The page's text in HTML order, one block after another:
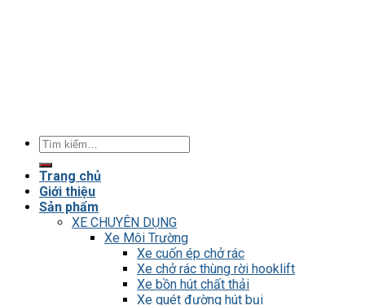
Tìm
Trang chủ
Giới thiệu
Sản phẩm
XE CHUYÊN DỤNG
Xe Môi Trường
Xe cuốn ép chở rác
Xe chở rác thùng rời hooklift
Xe bồn hút chất thải
Xe quét đường hút bụi